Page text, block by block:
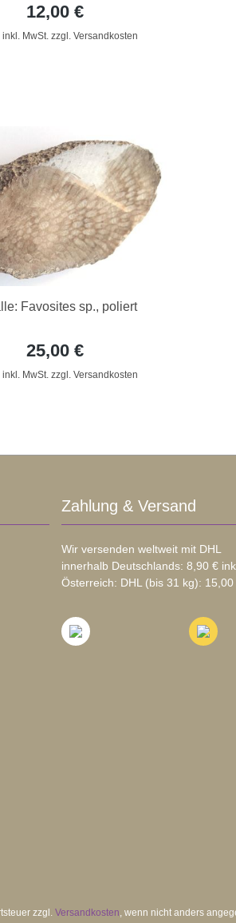
12,00 €
inkl. MwSt. zzgl. Versandkosten
Favosites sp., poliert
25,00 €
inkl. MwSt. zzgl. Versandkosten
Zahlung & Versand
Wir versenden weltweit mit DHL
innerhalb Deutschlands: 8,90 €
Österreich: DHL (bis 31 kg):
zzgl. Versandkosten, wenn nicht anders